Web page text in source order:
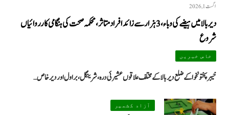
اگست 1, 2026
دیر بالا میں ہیضے کی وباء، 3 ہزار سے زائد افراد متاثر، محکمہ صحت کی ہنگامی کارروائیاں
شروع
خاص خبریں
خیبرپختونخوا کے ضلع دیر بالا کے مختلف علاقوں عشیرئی درہ، شرینگل، براول اور دیر خاص…
آزاد کشمیر